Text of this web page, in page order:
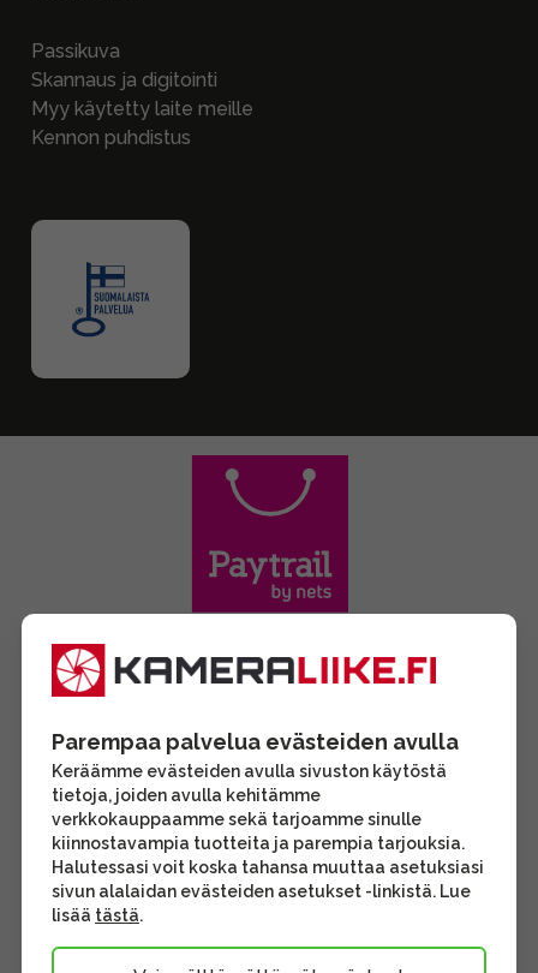
Passikuva
Skannaus ja digitointi
Myy käytetty laite meille
Kennon puhdistus
Parempaa palvelua evästeiden avulla
Keräämme evästeiden avulla sivuston käytöstä
tietoja, joiden avulla kehitämme
verkkokauppaamme sekä tarjoamme sinulle
kiinnostavampia tuotteita ja parempia tarjouksia.
Halutessasi voit koska tahansa muuttaa asetuksiasi
sivun alalaidan evästeiden asetukset -linkistä. Lue
lisää tästä.